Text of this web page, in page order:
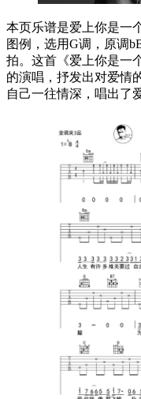
本页乐谱是爱上你是一
图例，选用G调，原调
拍。这首《爱上你是一
的演唱，抒发出对爱情
自己一往情深，唱出了